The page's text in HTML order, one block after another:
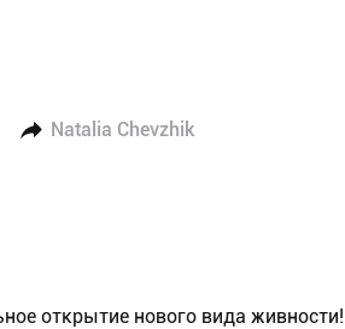
Natalia Chevzhik
открытие нового вида живности!